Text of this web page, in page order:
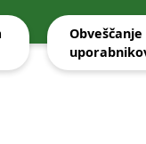
Obveščanje